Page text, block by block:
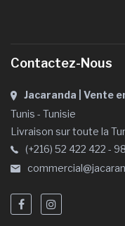
Contactez-Nous
Jacaranda | Vente
Tunis - Tunisie
Livraison sur toute la
(+216) 52 422 422 -